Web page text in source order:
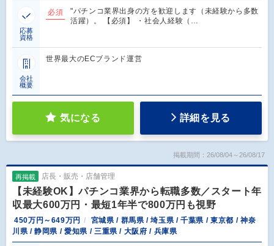
応募
資格
必須
"パチンコ業界出身の方を歓迎します（未経験から多数
活躍）。 【必須】 ・社会人経験（…
会社
概要
世界最大のECブランド運営
気になる 詳細を見る
掲載期間：26/08/04～26/08/17
再掲載 店長・販売・店舗管理
【未経験OK】パチンコ業界から転職多数／スタート年
収最大600万円・最短1年半で800万円も視野
450万円～649万円
宮城県 / 群馬県 / 埼玉県 / 千葉県 / 東京都 / 神奈
川県 / 静岡県 / 愛知県 / 三重県 / 大阪府 / 兵庫県